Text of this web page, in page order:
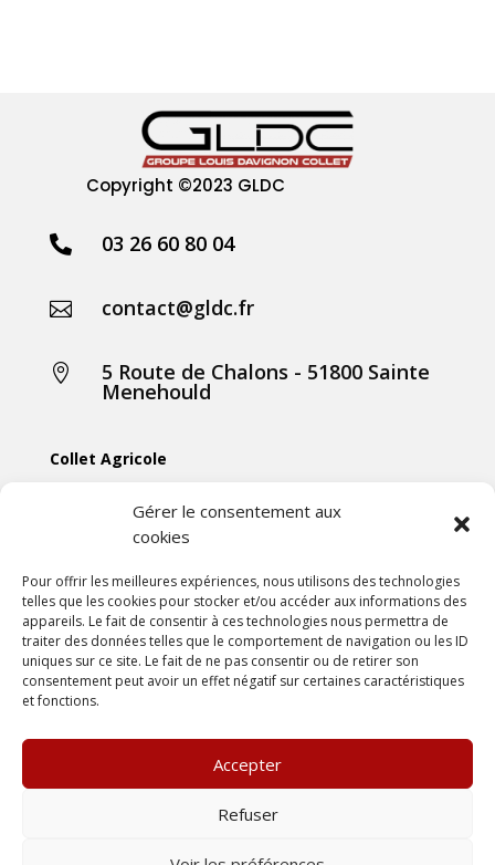
Gérer le consentement aux
cookies
Pour offrir les meilleures expériences, nous utilisons des technologies
telles que les cookies pour stocker et/ou accéder aux informations des
appareils. Le fait de consentir à ces technologies nous permettra de
traiter des données telles que le comportement de navigation ou les ID
uniques sur ce site. Le fait de ne pas consentir ou de retirer son
consentement peut avoir un effet négatif sur certaines caractéristiques
et fonctions.
Accepter
Refuser
Copyright ©2023 GLDC
 03 26 60 80 04
 contact@gldc.fr
 5 Route de Chalons - 51800 Sainte
Menehould
Collet Agricole
Collet Motoculture
Collet Élevage
Les actus
Mentions légales
Politiques de confidentialités
Conditions générales de vente